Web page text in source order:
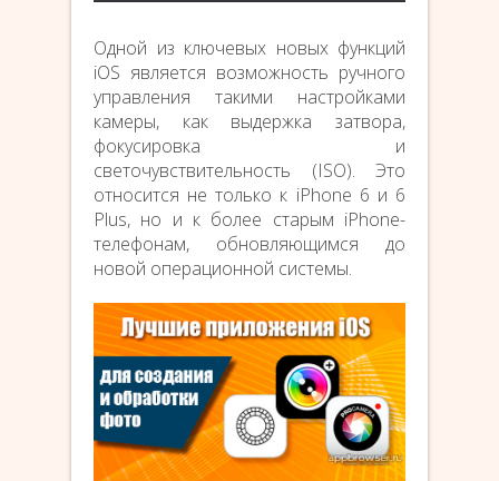
Одной из ключевых новых функций
iOS является возможность ручного
управления такими настройками
камеры, как выдержка затвора,
фокусировка и
светочувствительность (ISO). Это
относится не только к iPhone 6 и 6
Plus, но и к более старым iPhone-
телефонам, обновляющимся до
новой операционной системы.